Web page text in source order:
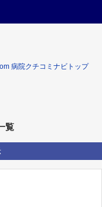
病院クチコミナビトップ
覧